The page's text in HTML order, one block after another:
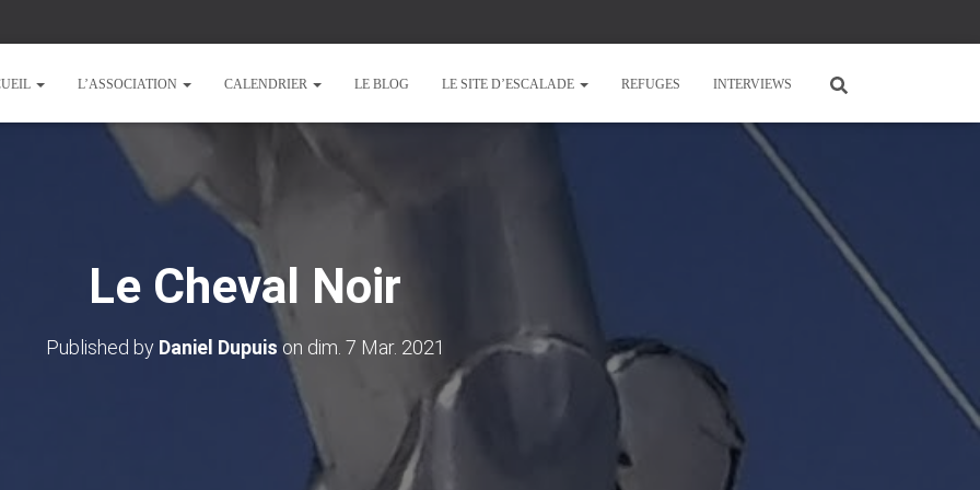
L’ASSOCIATION CALENDRIER LE BLOG LE SITE D’ESCALADE REFUGES INTERVIEWS
Le Cheval Noir
Published by Daniel Dupuis on dim. 7 Mar. 2021